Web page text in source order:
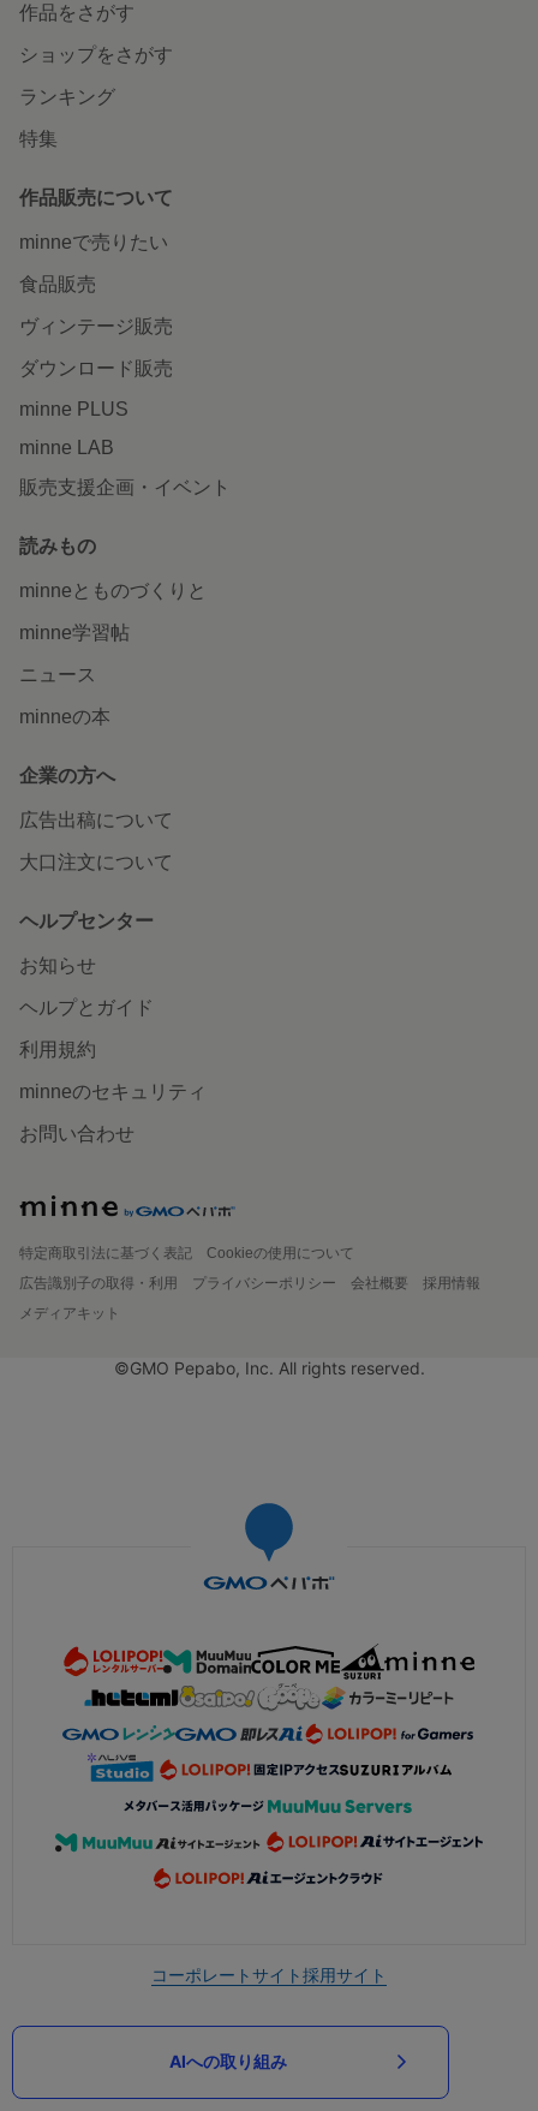
作品をさがす
ショップをさがす
ランキング
特集
作品販売について
minneで売りたい
食品販売
ヴィンテージ販売
ダウンロード販売
minne PLUS
minne LAB
販売支援企画・イベント
読みもの
minneとものづくりと
minne学習帖
ニュース
minneの本
企業の方へ
広告出稿について
大口注文について
ヘルプセンター
お知らせ
ヘルプとガイド
利用規約
minneのセキュリティ
お問い合わせ
特定商取引法に基づく表記
Cookieの使用について
広告識別子の取得・利用
プライバシーポリシー 会社概要
採用情報
メディアキット
©GMO Pepabo, Inc. All rights reserved.
コーポレートサイト採用サイト
AIへの取り組み